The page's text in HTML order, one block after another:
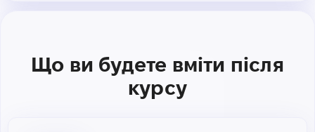
Що ви будете вміти після
курсу